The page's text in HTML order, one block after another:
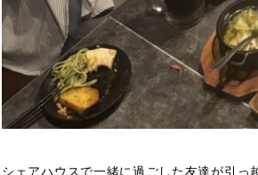
シェアハウスで一緒に過ごした友達が引っ